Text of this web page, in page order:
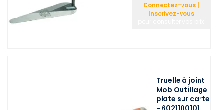
Connectez-vous |
Inscrivez-vous
Truelle à joint
Mob Outillage
plate sur carte
- 6021100101